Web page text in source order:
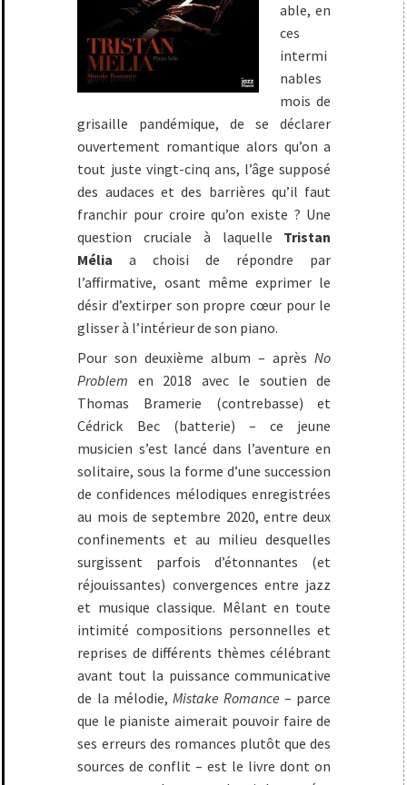
able, en
ces
intermi
nables
mois de
grisaille pandémique, de se déclarer
ouvertement romantique alors qu’on a
tout juste vingt-cinq ans, l’âge supposé
des audaces et des barrières qu’il faut
franchir pour croire qu’on existe ? Une
question cruciale à laquelle Tristan
Mélia a choisi de répondre par
l’affirmative, osant même exprimer le
désir d’extirper son propre cœur pour le
glisser à l’intérieur de son piano.
Pour son deuxième album – aprèsNo
Problem en 2018 avec le soutien de
Thomas Bramerie (contrebasse) et
Cédrick Bec (batterie) – ce jeune
musicien s’est lancé dans l’aventure en
solitaire, sous la forme d’une succession
de confidences mélodiques enregistrées
au mois de septembre 2020, entre deux
confinements et au milieu desquelles
surgissent parfois d’étonnantes (et
réjouissantes) convergences entre jazz
et musique classique. Mêlant en toute
intimité compositions personnelles et
reprises de différents thèmes célébrant
avant tout la puissance communicative
de la mélodie, Mistake Romance – parce
que le pianiste aimerait pouvoir faire de
ses erreurs des romances plutôt que des
sources de conflit – est le livre dont on